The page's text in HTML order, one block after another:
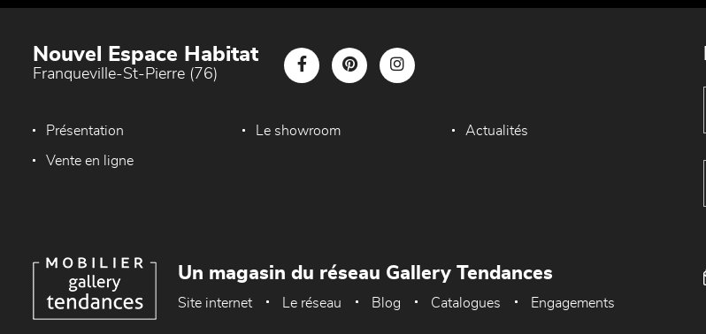
Nouvel Espace Habitat
Franqueville-St-Pierre (76)
Présentation Le showroom Actualités
Vente en ligne
Un magasin du réseau Gallery Tendances
Site internet Le réseau Blog Catalogues Engagements